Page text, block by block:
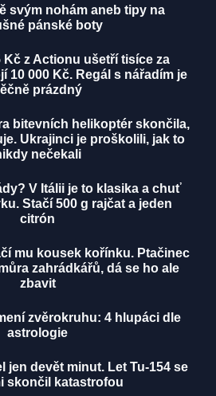
svým nohám aneb tipy na
pánské boty
Kč z Actionu ušetří tisíce za
10 000 Kč. Regál s nářadím je
prázdný
bitevních helikoptér skončila,
Ukrajinci je proškolili, jak to
nečekali
V Itálii je to klasika a chuť
Stačí 500 g rajčat a jeden
citrón
mu kousek kořínku. Ptačinec
zahrádkářů, dá se ho ale
zbavit
zvěrokruhu: 4 hlupáci dle
astrologie
jen devět minut. Let Tu-154 se
skončil katastrofou